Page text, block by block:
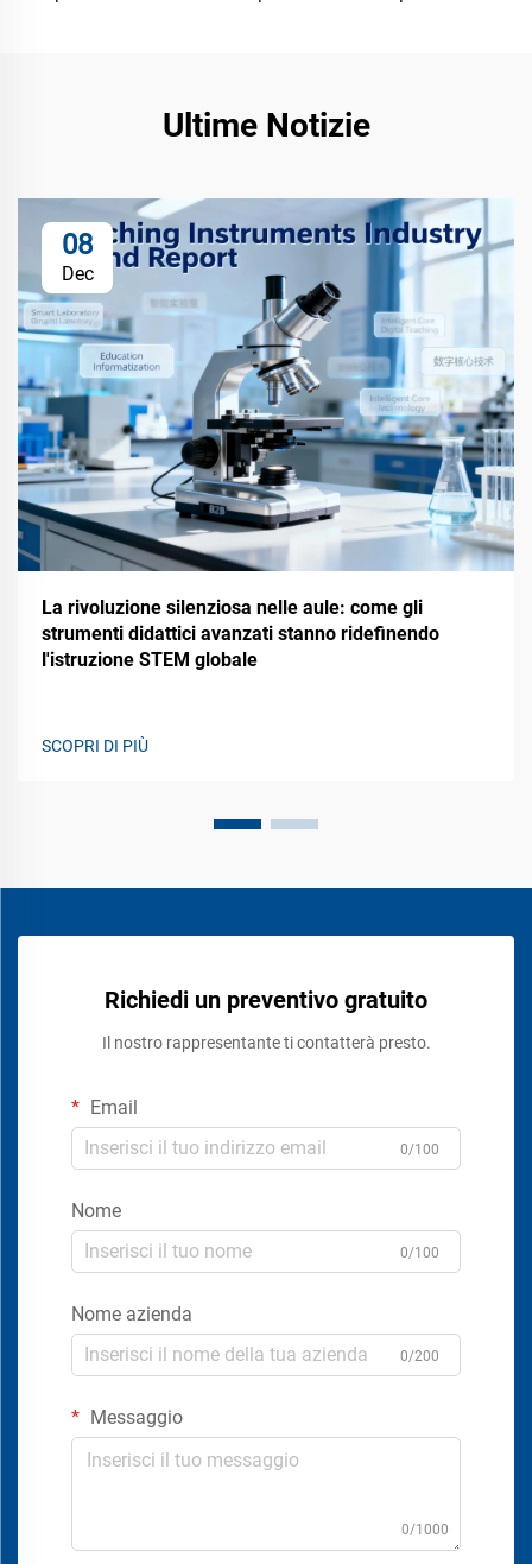
Ultime Notizie
08
Dec
La rivoluzione silenziosa nelle aule: come gli
strumenti didattici avanzati stanno ridefinendo
l'istruzione STEM globale
SCOPRI DI PIÙ
Richiedi un preventivo gratuito
Il nostro rappresentante ti contatterà presto.
Email
0/100
Nome
0/100
Nome azienda
0/200
Messaggio
0/1000